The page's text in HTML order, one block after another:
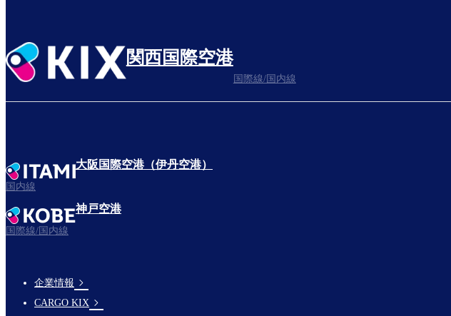
関西国際空港
国際線/国内線
大阪国際空港（伊丹空港）
国内線
神戸空港
国際線/国内線
Footer
企業情報
CARGO KIX